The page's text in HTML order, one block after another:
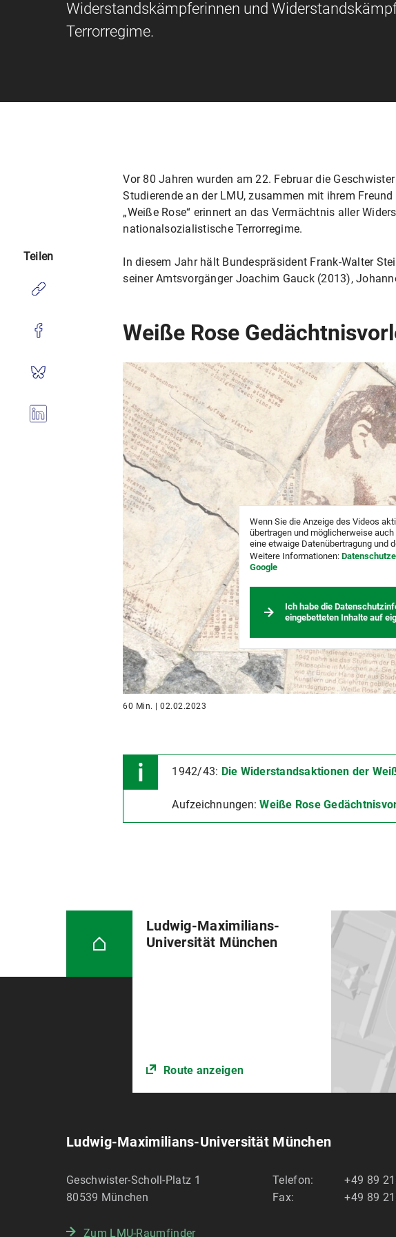
Widerstandskämpferinnen und
Terrorregime.
Vor 80 Jahren wurden am 22. Februar die
Studierende an der LMU, zusammen mit ihrem
„Weiße Rose“ erinnert an das Vermächtnis aller
nationalsozialistische Terrorregime.
In diesem Jahr hält Bundespräsident Frank-Walter
seiner Amtsvorgänger Joachim Gauck (2013),
Weiße Rose
Wenn Sie die Anzeige des Videos
übertragen und möglicherweise
eine etwaige Datenübertragung und
Weitere Informationen:
Google
Ich habe die
eingebetteten Inhalte auf
60 Min. | 02.02.2023
1942/43: Die Widerstandsaktionen der
Aufzeichnungen:Weiße Rose
Teilen
Ludwig-Maximilians-
Universität München
Route anzeigen
Ludwig-Maximilians-Universität München
Geschwister-Scholl-Platz 1
80539 München
Telefon:
+49 89
Fax:
+49 89
Zum LMU-Raumfinder